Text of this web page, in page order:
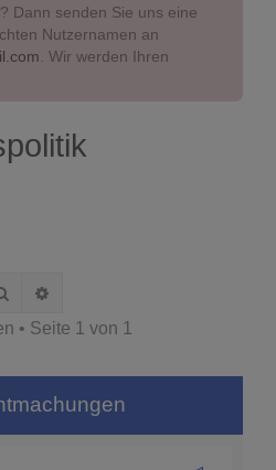
Dann senden Sie uns eine
Nutzernamen an
. Wir werden Ihren
Suche
• Seite 1 von 1